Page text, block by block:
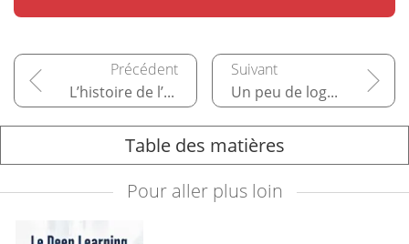
L’histoire de l’algorithmique Un peu de logique
Table des matières
Pour aller plus loin